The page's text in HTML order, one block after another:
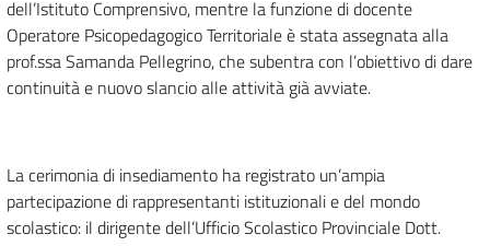
dell’Istituto Comprensivo, mentre la funzione di docente
Operatore Psicopedagogico Territoriale è stata assegnata alla
prof.ssa Samanda Pellegrino, che subentra con l’obiettivo di dare
continuità e nuovo slancio alle attività già avviate.
La cerimonia di insediamento ha registrato un’ampia
partecipazione di rappresentanti istituzionali e del mondo
scolastico: il dirigente dell’Ufficio Scolastico Provinciale Dott.